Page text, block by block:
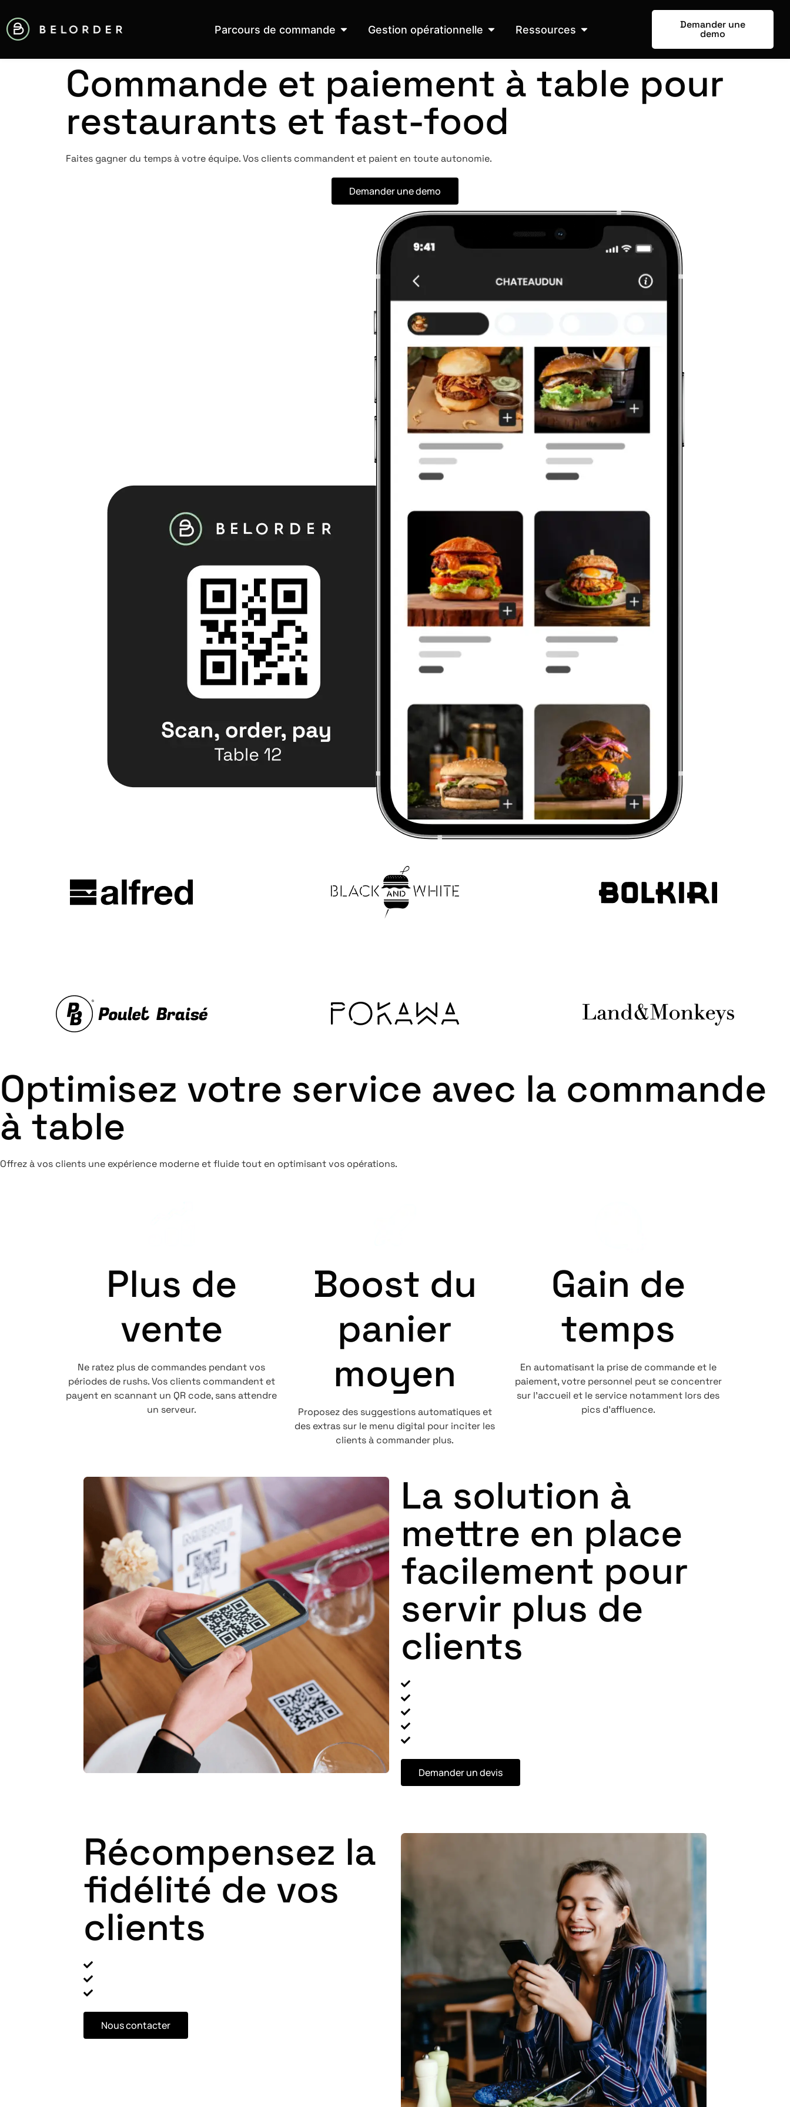
Parcours de commande Gestion opérationnelle Ressources Demander une
demo
Commande et paiement à table pour
restaurants et fast-food
Faites gagner du temps à votre équipe. Vos clients commandent et paient en toute autonomie.
Demander une demo
Optimisez votre service avec la commande
à table
Offrez à vos clients une expérience moderne et fluide tout en optimisant vos opérations.
Plus de
vente
Ne ratez plus de commandes pendant vos
périodes de rushs. Vos clients commandent et
payent en scannant un QR code, sans attendre
un serveur.
Boost du
panier
moyen
Proposez des suggestions automatiques et
des extras sur le menu digital pour inciter les
clients à commander plus.
Gain de
temps
En automatisant la prise de commande et le
paiement, votre personnel peut se concentrer
sur l’accueil et le service notamment lors des
pics d’affluence.
La solution à
mettre en place
facilement pour
servir plus de
clients
Demander un devis
Récompensez la
fidélité de vos
clients
Nous contacter